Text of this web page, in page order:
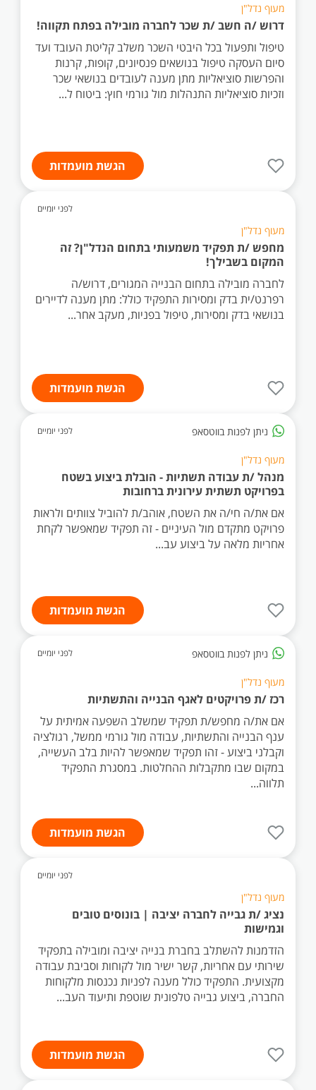
מעוף נדל"ן
דרוש /ה חשב /ת שכר לחברה מובילה בפתח תקווה!
טיפול ותפעול בכל היבטי השכר משלב קליטת העובד ועד
סיום העסקה טיפול בנושאים פנסיונים, קופות, קרנות
והפרשות סוציאליות מתן מענה לעובדים בנושאי שכר
וזכיות סוציאליות התנהלות מול גורמי חוץ: ביטוח ל...
הגשת מועמדות
לפני יומיים
מעוף נדל"ן
מחפש /ת תפקיד משמעותי בתחום הנדל"ן? זה
המקום בשבילך!
לחברה מובילה בתחום הבנייה המגורים, דרוש/ה
רפרנט/ית בדק ומסירות התפקיד כולל: מתן מענה לדיירים
בנושאי בדק ומסירות, טיפול בפניות, מעקב אחר...
הגשת מועמדות
ניתן לפנות בווטסאפ לפני יומיים
מעוף נדל"ן
מנהל /ת עבודה תשתיות - הובלת ביצוע בשטח
בפרויקט תשתית עירונית ברחובות
אם את/ה חי/ה את השטח, אוהב/ת להוביל צוותים ולראות
פרויקט מתקדם מול העיניים - זה תפקיד שמאפשר לקחת
אחריות מלאה על ביצוע עב...
הגשת מועמדות
ניתן לפנות בווטסאפ לפני יומיים
מעוף נדל"ן
רכז /ת פרויקטים לאגף הבנייה והתשתיות
אם את/ה מחפש/ת תפקיד שמשלב השפעה אמיתית על
ענף הבנייה והתשתיות, עבודה מול גורמי ממשל, רגולציה
וקבלני ביצוע - זהו תפקיד שמאפשר להיות בלב העשייה,
במקום שבו מתקבלות ההחלטות. במסגרת התפקיד
תלווה...
הגשת מועמדות
לפני יומיים
מעוף נדל"ן
נציג /ת גבייה לחברה יציבה | בונוסים טובים
וגמישות
הזדמנות להשתלב בחברת בנייה יציבה ומובילה בתפקיד
שירותי עם אחריות, קשר ישיר מול לקוחות וסביבת עבודה
מקצועית. התפקיד כולל מענה לפניות נכנסות מלקוחות
החברה, ביצוע גבייה טלפונית שוטפת ותיעוד העב...
הגשת מועמדות